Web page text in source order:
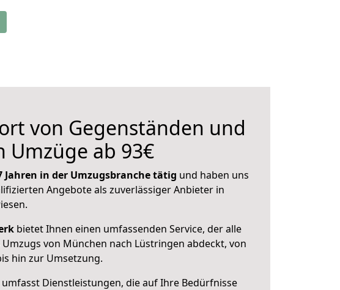
von Gegenständen und
Umzüge ab 93€
Jahren in der Umzugsbranche tätig und haben uns
Angebote als zuverlässiger Anbieter in
bietet Ihnen einen umfassenden Service, der alle
von München nach Lüstringen abdeckt, von
hin zur Umsetzung.
Dienstleistungen, die auf Ihre Bedürfnisse